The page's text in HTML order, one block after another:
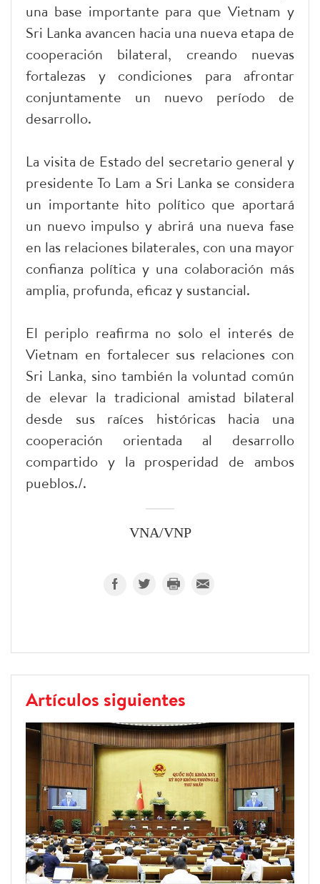
una base importante para que Vietnam y
Sri Lanka avancen hacia una nueva etapa de
cooperación bilateral, creando nuevas
fortalezas y condiciones para afrontar
conjuntamente un nuevo período de
desarrollo.
La visita de Estado del secretario general y
presidente To Lam a Sri Lanka se considera
un importante hito político que aportará
un nuevo impulso y abrirá una nueva fase
en las relaciones bilaterales, con una mayor
confianza política y una colaboración más
amplia, profunda, eficaz y sustancial.
El periplo reafirma no solo el interés de
Vietnam en fortalecer sus relaciones con
Sri Lanka, sino también la voluntad común
de elevar la tradicional amistad bilateral
desde sus raíces históricas hacia una
cooperación orientada al desarrollo
compartido y la prosperidad de ambos
pueblos./.
VNA/VNP
Artículos siguientes